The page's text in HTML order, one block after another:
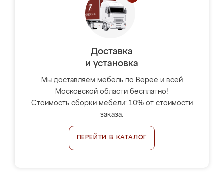
Доставка
и установка
Мы доставляем мебель по Верее и всей
Московской области бесплатно!
Стоимость сборки мебели: 10% от стоимости
заказа.
ПЕРЕЙТИ В КАТАЛОГ